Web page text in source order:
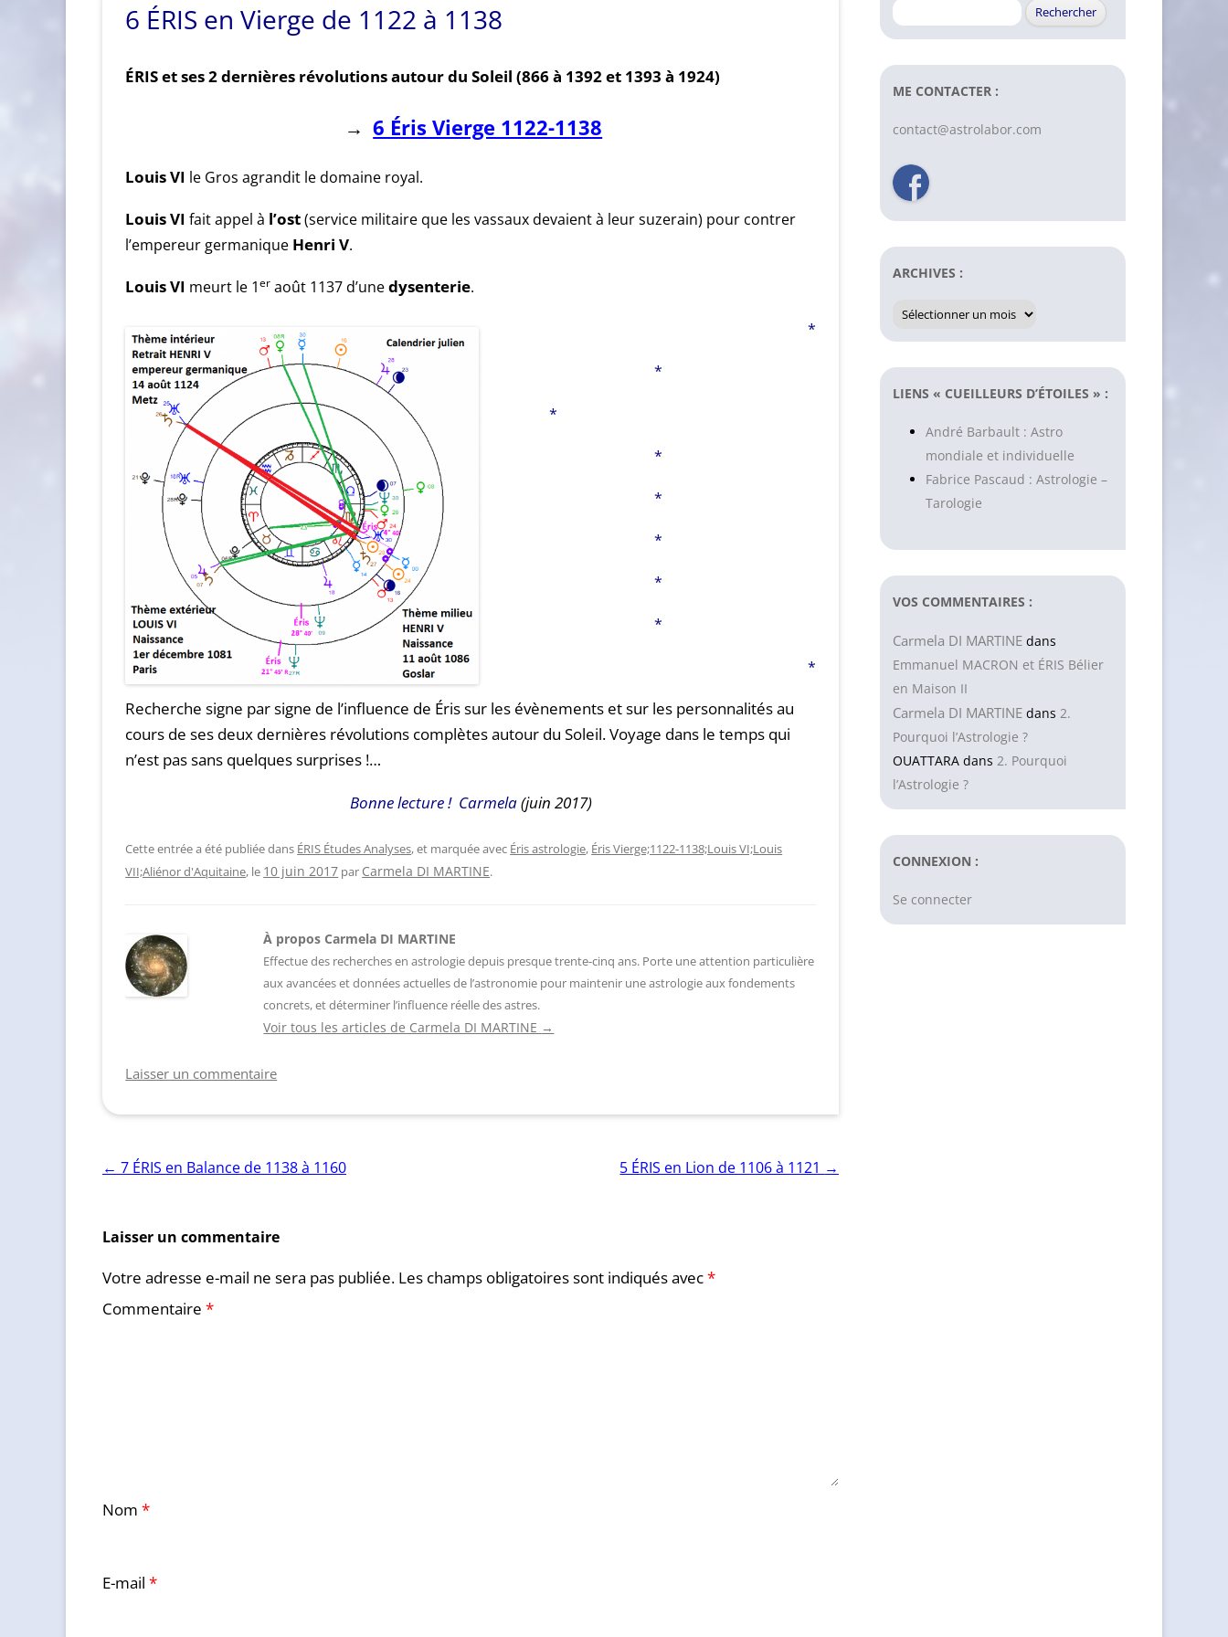
6 ÉRIS en Vierge de 1122 à 1138
ÉRIS et ses 2 dernières révolutions autour du Soleil(866 à 1392 et 1393 à 1924)
→6 Éris Vierge 1122-1138
Louis VI le Gros agrandit le domaine royal.
Louis VI fait appel à l’ost(service militaire que les vassaux devaient à leur suzerain) pour contrer
l’empereur germanique Henri V.
Louis VI meurt le 1er août 1137 d’unedysenterie.
*
*
*
*
*
*
*
*
*
Recherche signe par signe de l’influence de Éris sur les évènements et sur les personnalités au
cours de ses deux dernières révolutions complètes autour du Soleil. Voyage dans le temps qui
n’est pas sans quelques surprises !…
Bonne lecture ! Carmela(juin 2017)
Cette entrée a été publiée dans ÉRIS Études Analyses, et marquée avec Éris astrologie, Éris Vierge;1122-1138;Louis VI;Louis
VII;Aliénor d'Aquitaine, le 10 juin 2017 par Carmela DI MARTINE.
À propos Carmela DI MARTINE
Effectue des recherches en astrologie depuis presque trente-cinq ans. Porte une attention particulière
aux avancées et données actuelles de l’astronomie pour maintenir une astrologie aux fondements
concrets, et déterminer l’influence réelle des astres.
Voir tous les articles de Carmela DI MARTINE →
Laisser un commentaire
Navigation
← 7 ÉRIS en Balance de 1138 à 1160 5 ÉRIS en Lion de 1106 à 1121 →
Laisser un commentaire
Votre adresse e-mail ne sera pas publiée. Les champs obligatoires sont indiqués avec*
Commentaire *
Nom *
E-mail *
Rechercher :
ME CONTACTER :
contact@astrolabor.com
ARCHIVES :
Archives
LIENS « CUEILLEURS D’ÉTOILES » :
André Barbault : Astro
mondiale et individuelle
Fabrice Pascaud : Astrologie –
Tarologie
VOS COMMENTAIRES :
Carmela DI MARTINE dans
Emmanuel MACRON et ÉRIS Bélier
en Maison II
Carmela DI MARTINE dans 2.
Pourquoi l’Astrologie ?
OUATTARA dans 2. Pourquoi
l’Astrologie ?
CONNEXION :
Se connecter